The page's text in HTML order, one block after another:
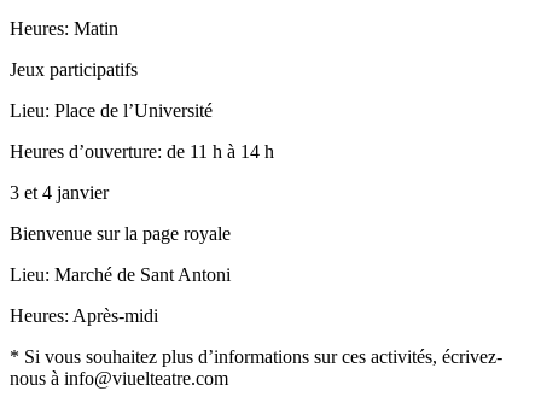
Heures: Matin
Jeux participatifs
Lieu: Place de l’Université
Heures d’ouverture: de 11 h à 14 h
3 et 4 janvier
Bienvenue sur la page royale
Lieu: Marché de Sant Antoni
Heures: Après-midi
* Si vous souhaitez plus d’informations sur ces activités, écrivez-
nous à info@viuelteatre.com